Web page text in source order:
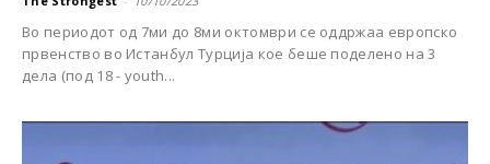
Во периодот од 7ми до 8ми октомври се оддржаа европско
првенство во Истанбул Турција кое беше поделено на 3
дела (под 18 - youth...